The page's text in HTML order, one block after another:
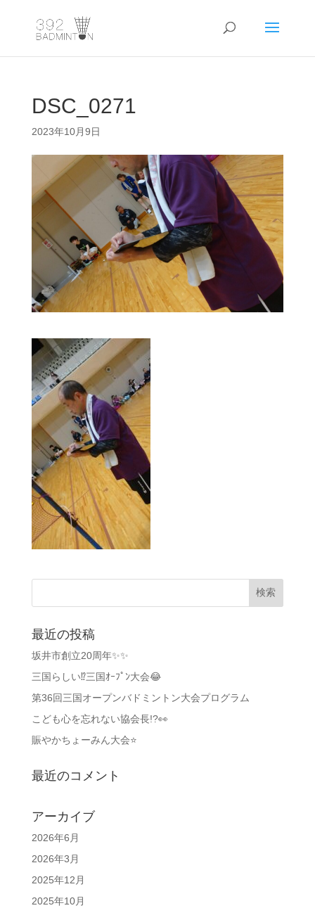
DSC_0271
2023年10月9日
最近の投稿
坂井市創立20周年✨✨
三国らしい⁉️三国ｵｰﾌﾟﾝ大会😂
第36回三国オープンバドミントン大会プログラム
こども心を忘れない協会長!?👀
賑やかちょーみん大会⭐
最近のコメント
アーカイブ
2026年6月
2026年3月
2025年12月
2025年10月